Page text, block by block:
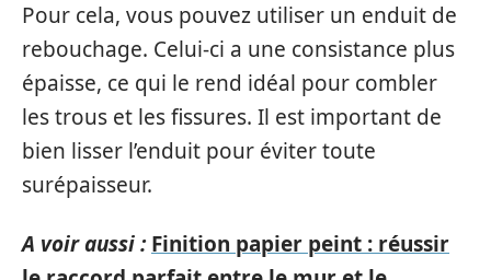
Pour cela, vous pouvez utiliser un enduit de
rebouchage. Celui-ci a une consistance plus
épaisse, ce qui le rend idéal pour combler
les trous et les fissures. Il est important de
bien lisser l’enduit pour éviter toute
surépaisseur.
A voir aussi : Finition papier peint : réussir